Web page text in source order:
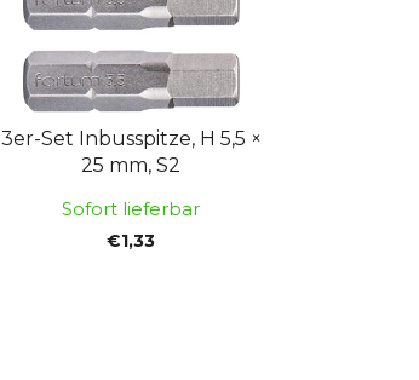
3er-Set Inbusspitze, H 5,5 ×
25 mm, S2
Sofort lieferbar
€1,33